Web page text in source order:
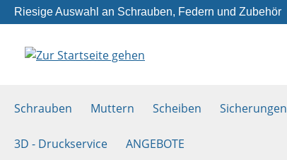
Hauptinhalt springen
Zur Suche springen
Zur Hauptnavigation springen
Riesige Auswahl an Schrauben, Federn und Zubehör
Schrauben Muttern Scheiben Sicherungen
3D - Druckservice ANGEBOTE